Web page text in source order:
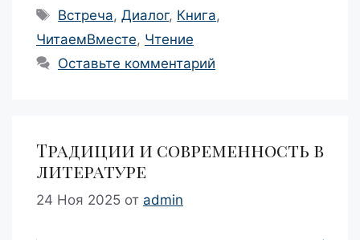
Метки
Встреча,Диалог, Книга,
ЧитаемВместе, Чтение
Оставьте комментарий
Традиции и современность в
литературе
24 Ноя 2025 от admin